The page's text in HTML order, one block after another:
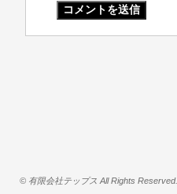
© 有限会社テップス All Rights Reserved.